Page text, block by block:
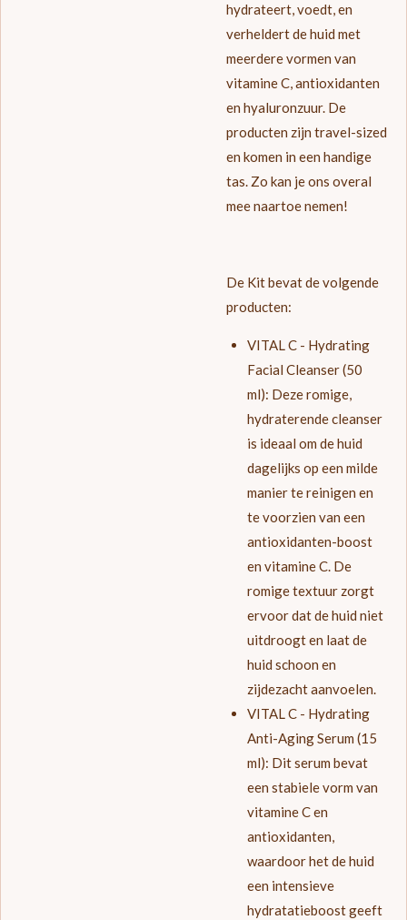
hydrateert, voedt, en
verheldert de huid met
meerdere vormen van
vitamine C, antioxidanten
en hyaluronzuur. De
producten zijn travel-sized
en komen in een handige
tas. Zo kan je ons overal
mee naartoe nemen!
De Kit bevat de volgende
producten:
VITAL C - Hydrating
Facial Cleanser (50
ml): Deze romige,
hydraterende cleanser
is ideaal om de huid
dagelijks op een milde
manier te reinigen en
te voorzien van een
antioxidanten-boost
en vitamine C. De
romige textuur zorgt
ervoor dat de huid niet
uitdroogt en laat de
huid schoon en
zijdezacht aanvoelen.
VITAL C - Hydrating
Anti-Aging Serum (15
ml): Dit serum bevat
een stabiele vorm van
vitamine C en
antioxidanten,
waardoor het de huid
een intensieve
hydratatieboost geeft